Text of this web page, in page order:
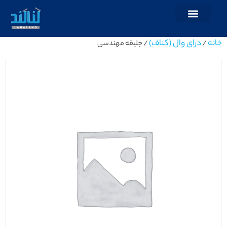
خانه/درای وال (کناف)/ جلیقه مهندسی